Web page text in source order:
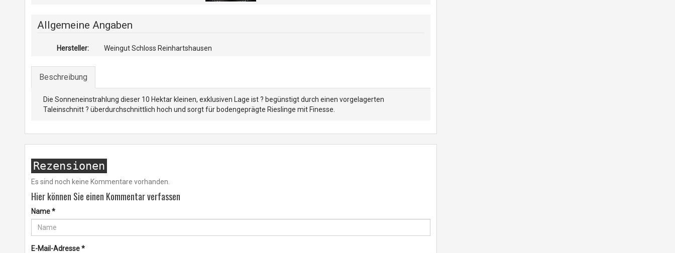
Allgemeine Angaben
Hersteller: Weingut Schloss Reinhartshausen
Beschreibung
Die Sonneneinstrahlung dieser 10 Hektar kleinen, exklusiven Lage ist ? begünstigt durch einen vorgelagerten
Taleinschnitt ? überdurchschnittlich hoch und sorgt für bodengeprägte Rieslinge mit Finesse.
Rezensionen
Es sind noch keine Kommentare vorhanden.
Hier können Sie einen Kommentar verfassen
Name*
E-Mail-Adresse*